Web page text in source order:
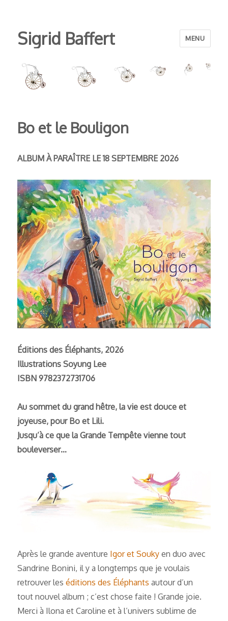
Sigrid Baffert MENU
Bo et le Bouligon
ALBUM À PARAÎTRE LE 18 SEPTEMBRE 2026
Éditions des Éléphants, 2026
Illustrations Soyung Lee
ISBN 9782372731706
Au sommet du grand hêtre, la vie est douce et
joyeuse, pour Bo et Lili.
Jusqu’à ce que la Grande Tempête vienne tout
bouleverser…
Après le grande aventure Igor et Souky en duo avec
Sandrine Bonini, il y a longtemps que je voulais
retrouver leséditions des Éléphants autour d’un
tout nouvel album ; c’est chose faite ! Grande joie.
Merci à Ilona et Caroline et à l’univers sublime de